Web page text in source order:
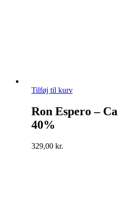
Tilføj til kurv
Ron Espero –
40%
329,00 kr.